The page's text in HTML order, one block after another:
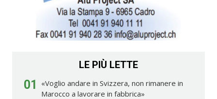
LE PIÙ LETTE
01
«Voglio andare in Svizzera, non rimanere in
Marocco a lavorare in fabbrica»